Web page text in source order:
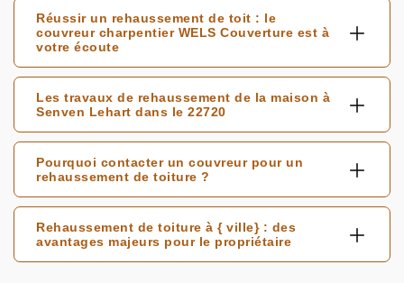
Réussir un rehaussement de toit : le
couvreur charpentier WELS Couverture est à
votre écoute
Les travaux de rehaussement de la maison à
Senven Lehart dans le 22720
Pourquoi contacter un couvreur pour un
rehaussement de toiture ?
Rehaussement de toiture à { ville} : des
avantages majeurs pour le propriétaire